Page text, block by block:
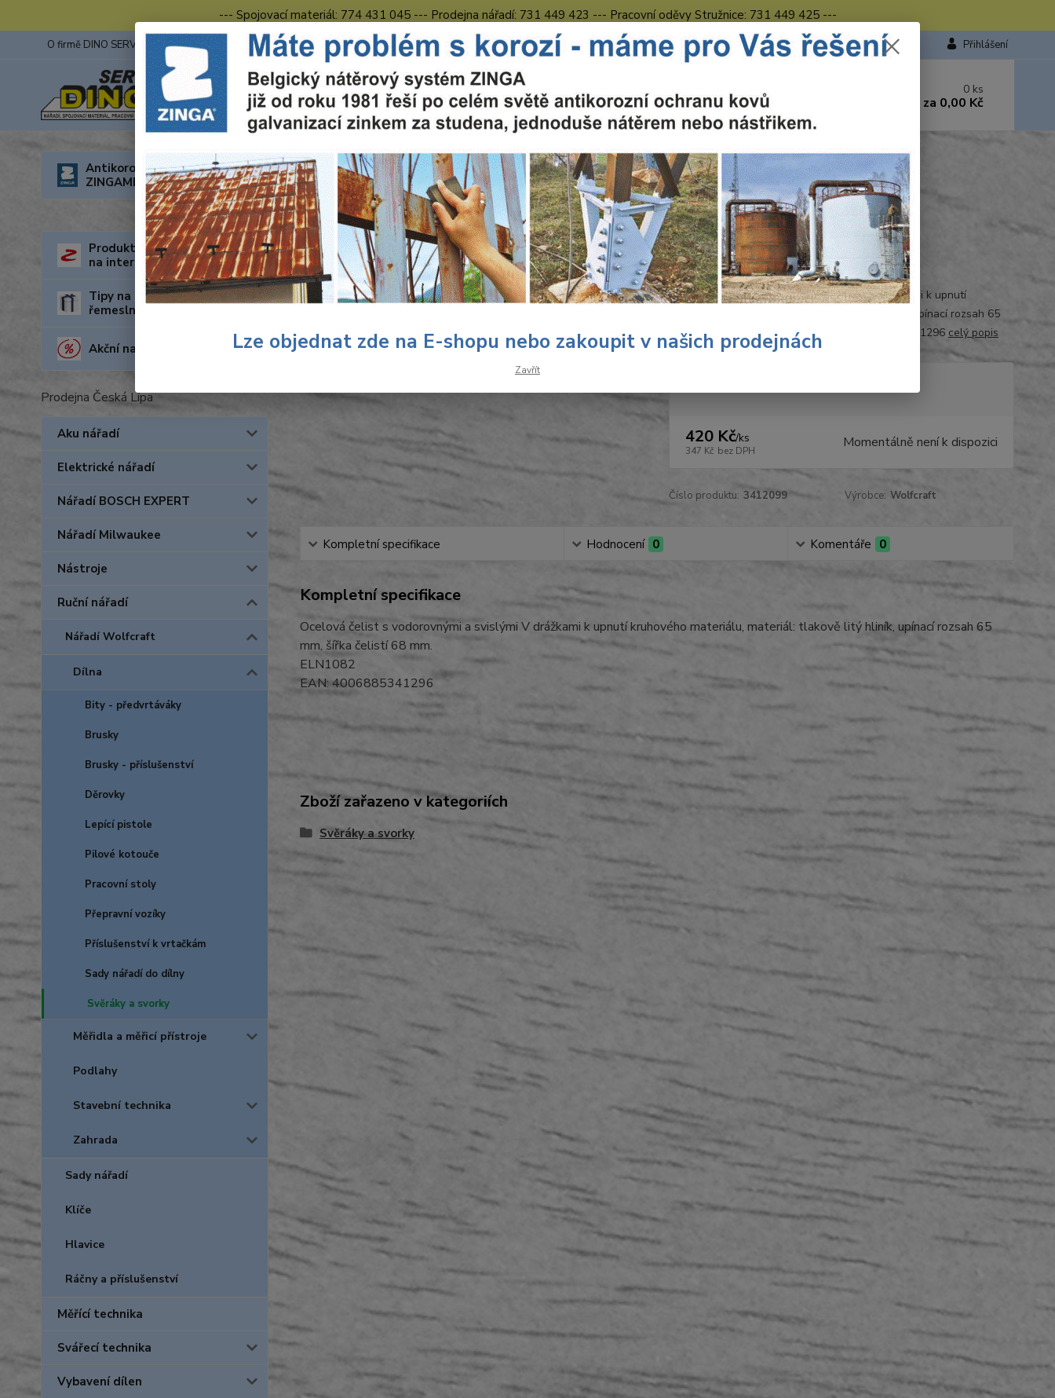
--- Spojovací materiál: 774 431 045 --- Prodejna nářadí: 731 449 423 --- Pracovní oděvy Stružnice: 731 449 425 ---
O firmě DINO SERVIS s.r.o. ZINGA Fotogalerie z výstav Obchodní podmínky Kontakty Česká Lípa Přihlášení
Hledat 731 449 423
8.00 hod. - 16.00 hod.
0 ks
za 0,00 Kč
Antikorozní nátěry
ZINGAMETALL
Produkty za nejnižší cenu
na internetu
Tipy na dárky pro kutily a
řemeslníky
Akční nabídka
Prodejna Česká Lípa
Aku nářadí
Elektrické nářadí
Nářadí BOSCH EXPERT
Nářadí Milwaukee
Nástroje
Ruční nářadí
Nářadí Wolfcraft
Dílna
Bity - předvrtáváky
Brusky
Brusky - příslušenství
Děrovky
Lepící pistole
Pilové kotouče
Pracovní stoly
Přepravní vozíky
Příslušenství k vrtačkám
Sady nářadí do dílny
Svěráky a svorky
Měřidla a měřicí přístroje
Podlahy
Stavební technika
Zahrada
Sady nářadí
Klíče
Hlavice
Ráčny a příslušenství
Měřící technika
Svářecí technika
Vybavení dílen
Úvod Ruční nářadí Nářadí Wolfcraft Dílna Svěráky a svorky Wolfcraft Simplex 60 Svěrák-hliník68mm 3412099
Wolfcraft Simplex 60 Svěrák-hliník68mm 3412099
Ohodnotit produkt
3412099
Ocelová čelist s vodorovnými a svislými V drážkami k upnutí
kruhového materiálu, materiál: tlakově litý hliník, upínací rozsah 65
mm, šířka čelistí 68 mm. ELN1082 EAN: 4006885341296 celý popis
420 Kč/ks
347 Kč bez DPH Momentálně není k dispozici
Číslo produktu: 3412099 Výrobce: Wolfcraft
Kompletní specifikace Hodnocení 0 Komentáře 0
Kompletní specifikace
Ocelová čelist s vodorovnými a svislými V drážkami k upnutí kruhového materiálu, materiál: tlakově litý hliník, upínací rozsah 65
mm, šířka čelistí 68 mm.
ELN1082
EAN: 4006885341296
Zboží zařazeno v kategoriích
Svěráky a svorky
Lze objednat zde na E-shopu nebo zakoupit v našich prodejnách
Zavřít